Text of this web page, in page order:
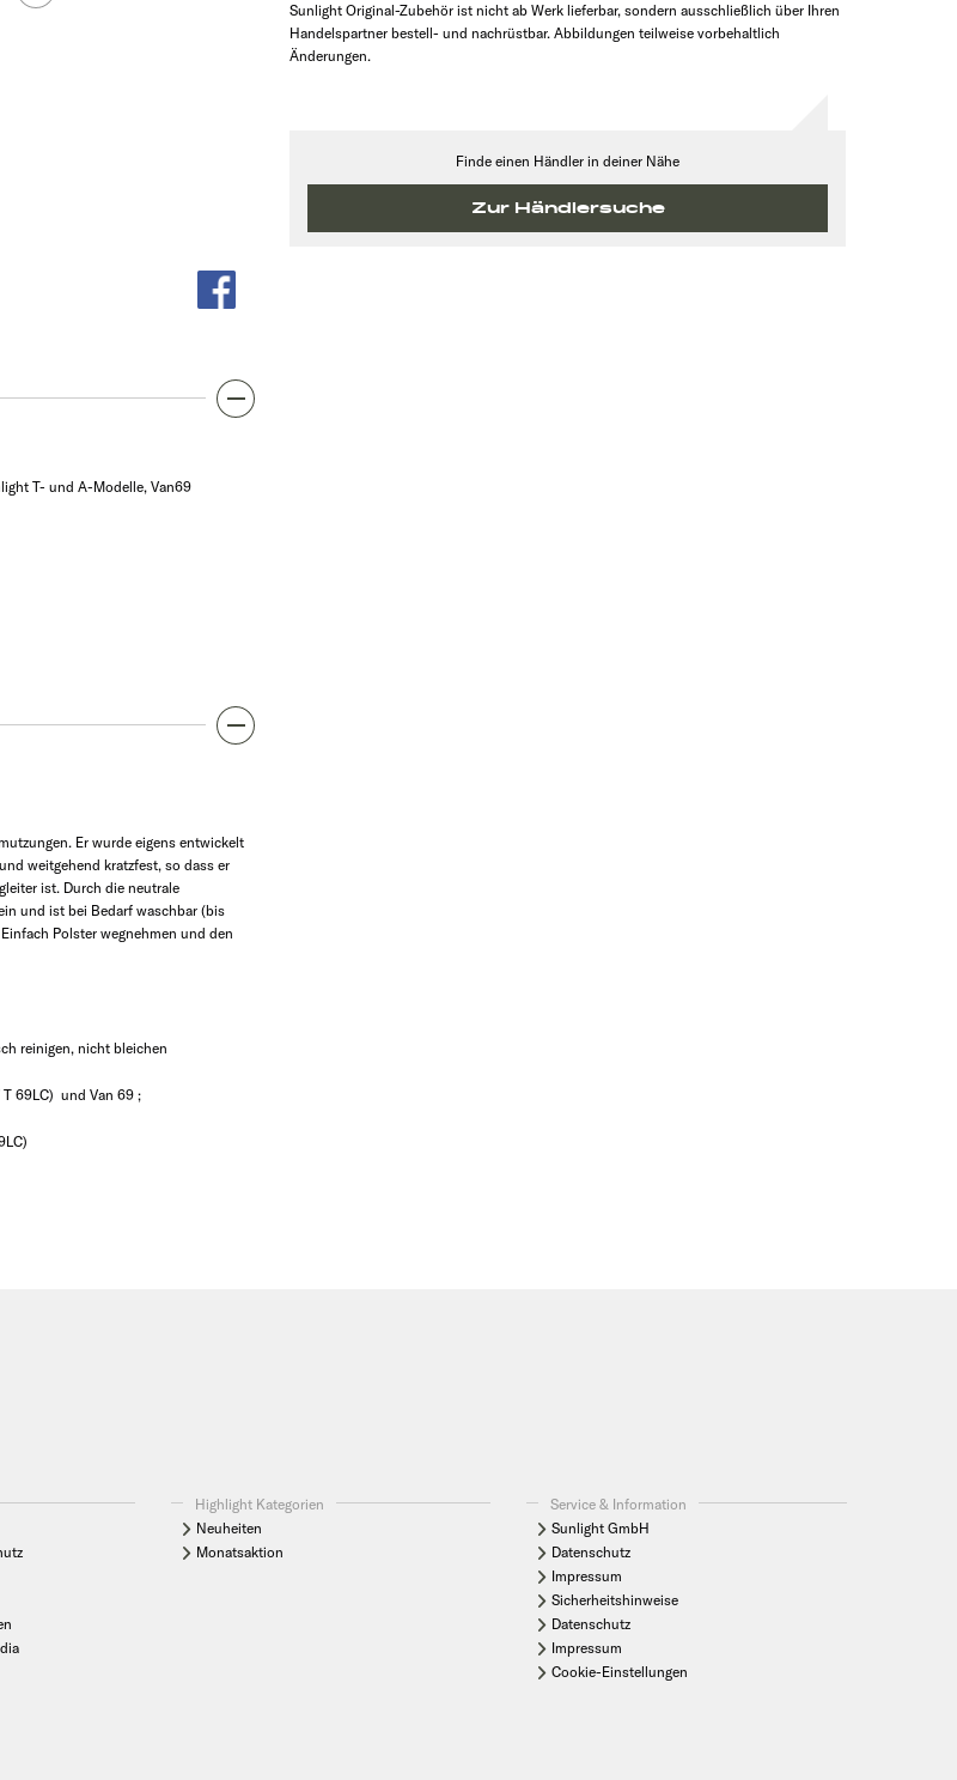
Sunlight Original-Zubehör ist nicht ab Werk lieferbar, sondern ausschließlich über Ihren
Handelspartner bestell- und nachrüstbar. Abbildungen teilweise vorbehaltlich
Änderungen.
Finde einen Händler in deiner Nähe
Zur Händlersuche
T- und A-Modelle, Van69
Er wurde eigens entwickelt
weitgehend kratzfest, so dass er
ist. Durch die neutrale
und ist bei Bedarf waschbar (bis
Polster wegnehmen und den
reinigen, nicht bleichen
69LC) und Van 69 ;
Highlight Kategorien
Neuheiten
Monatsaktion
Service & Information
Sunlight GmbH
Datenschutz
Impressum
Sicherheitshinweise
Datenschutz
Impressum
Cookie-Einstellungen